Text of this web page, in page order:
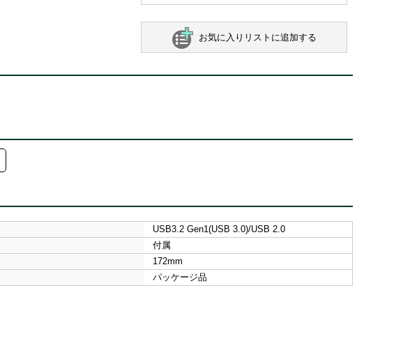
お気に入りリストに追加する
USB3.2 Gen1(USB 3.0)/USB 2.0
付属
172mm
パッケージ品